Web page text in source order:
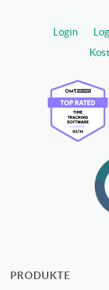
Login
PRODUKTE